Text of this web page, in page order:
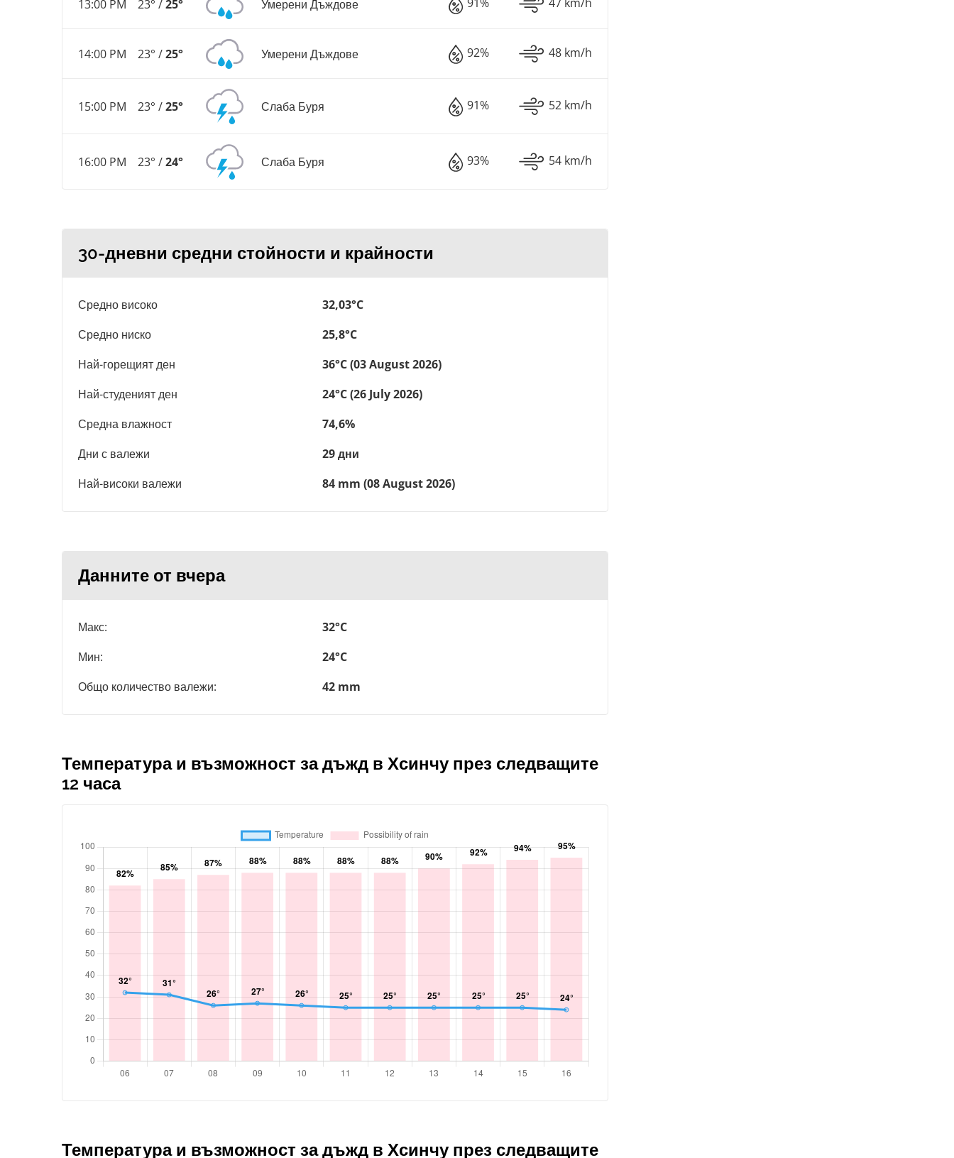
13:00 PM 23° /25° Умерени Дъждове
14:00 PM 23° /25° Умерени Дъждове 92% 48 km/h
15:00 PM 23° /25° Слаба Буря 91% 52 km/h
16:00 PM 23° /24° Слаба Буря 93% 54 km/h
30-дневни средни стойности и крайности
Средно високо
32,03°C
Средно ниско
25,8°C
Най-горещият ден
36°C (03 August 2026)
Най-студеният ден
24°C (26 July 2026)
Средна влажност
74,6%
Дни с валежи
29 дни
Най-високи валежи
84 mm (08 August 2026)
Данните от вчера
Макс:
32°C
Мин:
24°C
Общо количество валежи:
42 mm
Температура и възможност за дъжд в Хсинчу през следващите
12 часа
Температура и възможност за дъжд в Хсинчу през следващите